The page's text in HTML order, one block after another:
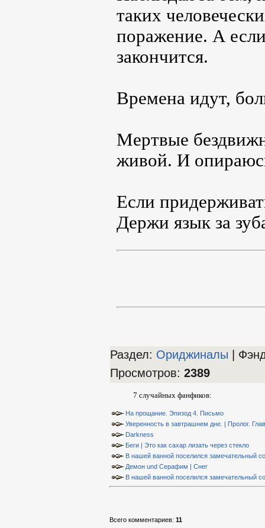
таких
поражение. А
закончится.
Времена идут,
Мертвые
живой. И
Если
Держи язык за
Раздел: Ориджиналы |
Просмотров: 2389
7 случайных фанфиков:
На прощание. Эпизод 4. Письмо
Уверенность в завтрашнем дне. | Пролог.
Darkness
Беги | Это как сахар лизать через стекло
В нашей ванной поселился замечательный
Демон und Серафим | Снег
В нашей ванной поселился замечательный
Всего комментариев: 11